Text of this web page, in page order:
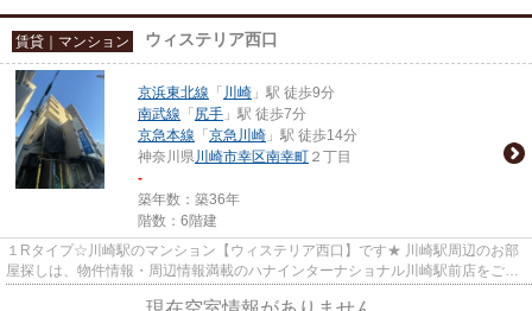
賃貸｜マンション ウィステリア西口
京浜東北線 「 川崎 」駅 徒歩9分
南武線 「 尻手 」駅 徒歩7分
京急本線 「 京急川崎 」駅 徒歩14分
神奈川県川崎市幸区南幸町 ２丁目
-
築年数：築36年
階数：6階建
１Rタイプ☆川崎駅のマンション【ウィステリア西口】です★ 川崎駅周辺のお部
屋探しは、物件情報・周辺情報満載のハナインターナショナル川崎駅前店をご利